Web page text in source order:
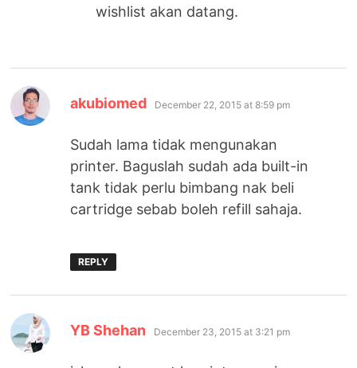
wishlist akan datang.
akubiomed says:
December 22, 2015 at 8:59 pm
Sudah lama tidak mengunakan
printer. Baguslah sudah ada built-in
tank tidak perlu bimbang nak beli
cartridge sebab boleh refill sahaja.
REPLY
YB Shehan says:
December 23, 2015 at 3:21 pm